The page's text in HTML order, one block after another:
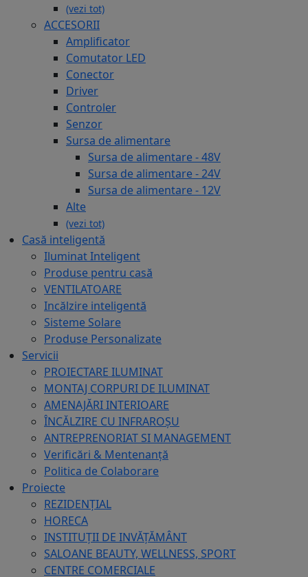
(vezi tot)
ACCESORII
Amplificator
Comutator LED
Conector
Driver
Controler
Senzor
Sursa de alimentare
Sursa de alimentare - 48V
Sursa de alimentare - 24V
Sursa de alimentare - 12V
Alte
(vezi tot)
Casă inteligentă
Iluminat Inteligent
Produse pentru casă
VENTILATOARE
Incălzire inteligentă
Sisteme Solare
Produse Personalizate
Servicii
PROIECTARE ILUMINAT
MONTAJ CORPURI DE ILUMINAT
AMENAJĂRI INTERIOARE
ÎNCĂLZIRE CU INFRAROȘU
ANTREPRENORIAT SI MANAGEMENT
Verificări & Mentenanță
Politica de Colaborare
Proiecte
REZIDENȚIAL
HORECA
INSTITUȚII DE INVĂȚĂMÂNT
SALOANE BEAUTY, WELLNESS, SPORT
CENTRE COMERCIALE